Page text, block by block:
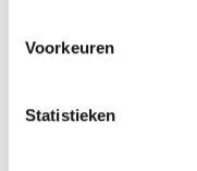
Voorkeuren
Statistieken